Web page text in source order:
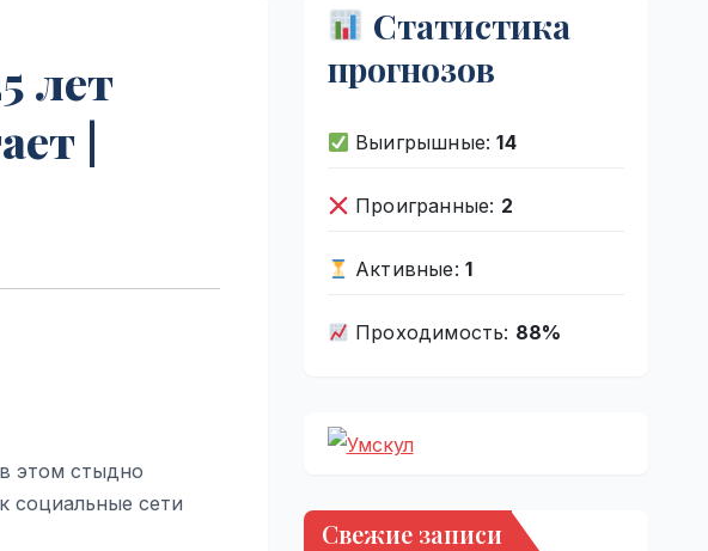
лет
|
этом стыдно
социальные сети
Статистика
прогнозов
Выигрышные:14
Проигранные: 2
Активные: 1
Проходимость: 88%
Свежие записи